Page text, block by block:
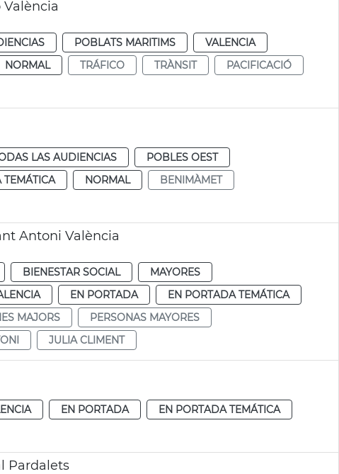
POBLATS MARITIMS
VALENCIA
NORMAL TRÁFICO TRÀNSIT
PACIFICACIÓ
LAS AUDIENCIAS
POBLES OEST
TEMÁTICA NORMAL
BENIMÀMET
Antoni València
BIENESTAR SOCIAL
MAYORES
EN PORTADA
EN PORTADA TEMÁTICA
MAJORS
PERSONAS MAYORES
JULIA CLIMENT
EN PORTADA
EN PORTADA TEMÁTICA
Pardalets